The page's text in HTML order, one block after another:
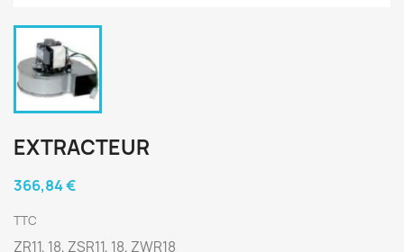
EXTRACTEUR
366,84 €
TTC
ZR11, 18, ZSR11, 18, ZWR18